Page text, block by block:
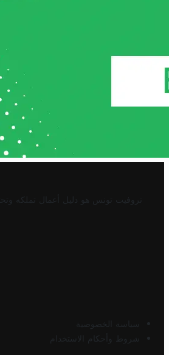
تروفيت تونس هو دليل أعمال تملكه
سياسة الخصوصية
شروط وأحكام الاستخدام